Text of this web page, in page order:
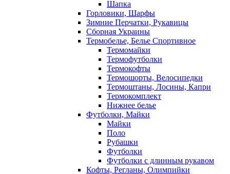
Шапка
Горловики, Шарфы
Зимние Перчатки, Рукавицы
Сборная Украины
Термобелье, Белье Спортивное
Термомайки
Термофутболки
Термокофты
Термошорты, Велосипедки
Термоштаны, Лосины, Капри
Термокомплект
Нижнее белье
Футболки, Майки
Майки
Поло
Рубашки
Футболки
Футболки с длинным рукавом
Кофты, Регланы, Олимпийки